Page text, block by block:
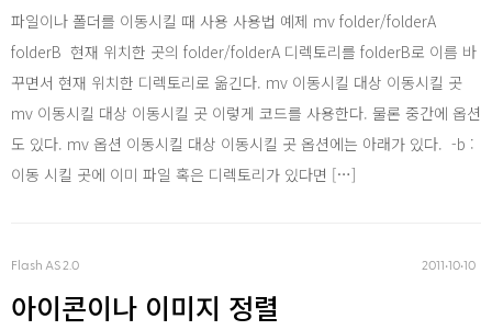
SQL
Word Press
파일이나 폴더를 이동시킬 때 사용 사용법 예제 mv folder/folderA
folderB 현재 위치한 곳의 folder/folderA 디렉토리를 folderB로 이름 바
꾸면서 현재 위치한 디렉토리로 옮긴다. mv 이동시킬 대상 이동시킬 곳
mv 이동시킬 대상 이동시킬 곳 이렇게 코드를 사용한다. 물론 중간에 옵션
도 있다. mv 옵션 이동시킬 대상 이동시킬 곳 옵션에는 아래가 있다. -b :
이동 시킬 곳에 이미 파일 혹은 디렉토리가 있다면 […]
Flash AS 2.0 2011‧10‧10
아이콘이나 이미지 정렬